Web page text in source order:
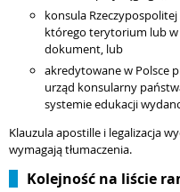
konsula
którego terytorium lub
dokument, lub
akredytowane w Polsce
urząd konsularny
systemie edukacji
Klauzula apostille i legalizacja
wymagają tłumaczenia.
Kolejność na liście